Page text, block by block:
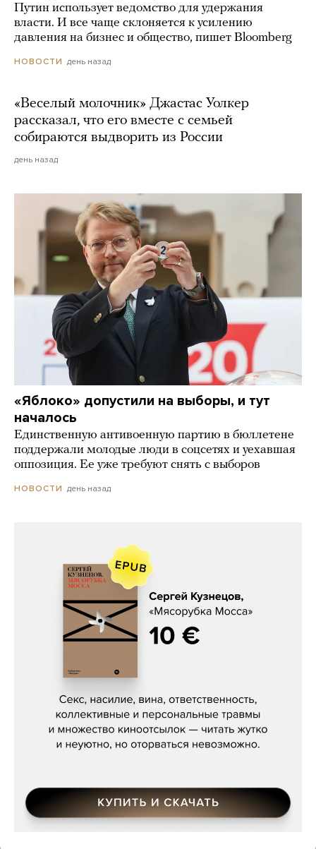
Путин использует ведомство для удержания
власти. И все чаще склоняется к усилению
давления на бизнес и общество, пишет Bloomberg
НОВОСТИ день назад
«Веселый молочник» Джастас Уолкер
рассказал, что его вместе с семьей
собираются выдворить из России
день назад
«Яблоко» допустили на выборы, и тут
началось
Единственную антивоенную партию в бюллетене
поддержали молодые люди в соцсетях и уехавшая
оппозиция. Ее уже требуют снять с выборов
НОВОСТИ день назад
Сергей Кузнецов, «Мясорубка